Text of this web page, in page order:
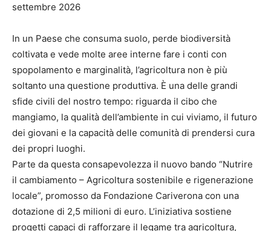
settembre 2026
In un Paese che consuma suolo, perde biodiversità
coltivata e vede molte aree interne fare i conti con
spopolamento e marginalità, l’agricoltura non è più
soltanto una questione produttiva. È una delle grandi
sfide civili del nostro tempo: riguarda il cibo che
mangiamo, la qualità dell’ambiente in cui viviamo, il futuro
dei giovani e la capacità delle comunità di prendersi cura
dei propri luoghi.
Parte da questa consapevolezza il nuovo bando “Nutrire
il cambiamento – Agricoltura sostenibile e rigenerazione
locale”, promosso da Fondazione Cariverona con una
dotazione di 2,5 milioni di euro. L’iniziativa sostiene
progetti capaci di rafforzare il legame tra agricoltura,